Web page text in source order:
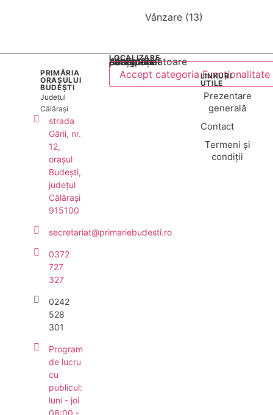
Vânzare (13)
PRIMĂRIA
ORAȘULUI
BUDEȘTI
Județul
Călărași
strada
Gării, nr.
12,
orașul
Budești,
județul
Călărași
915100
secretariat@primariebudesti.ro
0372
727
327
0242
528
301
Program
de lucru
cu
publicul:
luni - joi
LOCALIZARE
Acest conținut este blocat până când acceptați categoria corespunzătoare de cookie-uri.
Accept categoria Funcționalitate
LINKURI
UTILE
Prezentare
generală
Contact
Termeni și
condiții